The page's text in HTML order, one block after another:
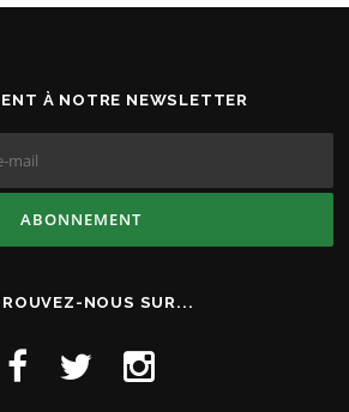
À NOTRE NEWSLETTER
NOUS SUR...